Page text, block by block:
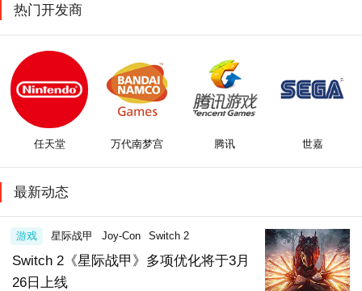
热门开发商
任天堂 万代南梦宫 腾讯 世嘉
最新动态
Switch 2《星际战甲》多项优化将于3月
26日上线
游戏 星际战甲 Joy-Con Switch 2